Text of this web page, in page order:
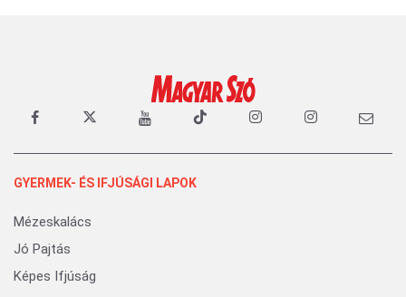
GYERMEK- ÉS IFJÚSÁGI LAPOK
Mézeskalács
Jó Pajtás
Képes Ifjúság